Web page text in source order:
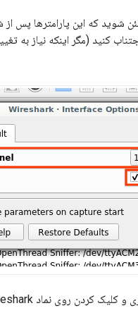
شوید که این پارامترها پس
کنید (مگر اینکه نیاز به